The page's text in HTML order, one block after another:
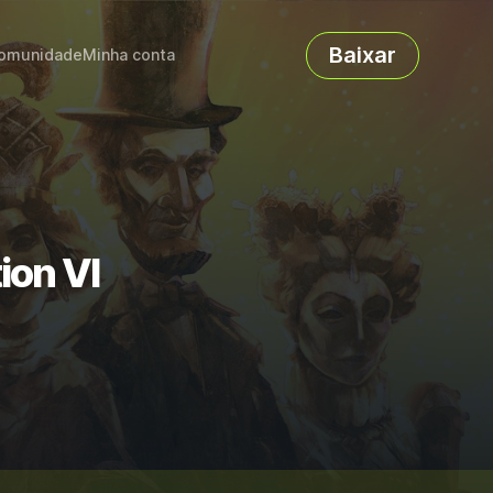
Minha conta Baixar
VI